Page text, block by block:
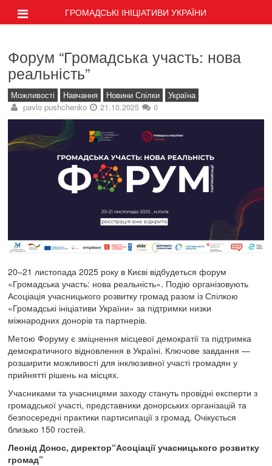
ГРОМАДСЬКІ ІНІЦІАТИВИ УКРАЇНИ
Форум “Громадська участь: нова
реальність”
Можливості Навчання Новини Спілки Україна
pavlo pushchenko 21.10.2025 0
20–21 листопада 2025 року в Києві відбудеться форум
«Громадська участь: нова реальність». Подію організовують
Асоціація учасницького розвитку громад разом із Спілкою
«Громадські ініціативи України» за підтримки низки
міжнародних донорів та партнерів.
Метою Форуму є зміцнення місцевої демократії та підтримка
демократичного відновлення в Україні. Ключове завдання —
розширити можливості для інклюзивної участі громадян у
прийнятті рішень на місцях.
Учасниками та учасницями заходу стануть провідні експерти з
громадської участі, представники донорських організацій та
безпосередні практики партисипації з громад. Очікується
близько 150 гостей.
Леонід Донос, директор“Асоціації учасницького розвитку
громад”